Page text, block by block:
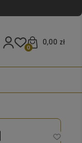
0,00 zł
0